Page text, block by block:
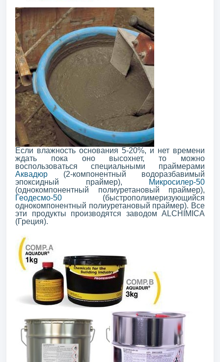
Если влажность основания 5-20%, и нет времени
ждать пока оно высохнет, то можно
воспользоваться специальными праймерами
Аквадюр (2-компонентный водоразбавимый
эпоксидный праймер),
Микросилер-50
(однокомпонентный полиуретановый праймер),
Геодесмо-50 (быстрополимеризующийся
однокомпонентный полиуретановый праймер). Все
эти продукты производятся заводом ALCHIMICA
(Греция).